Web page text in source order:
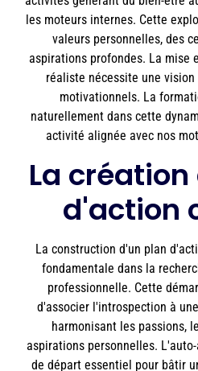
les moteurs internes. Cette
valeurs personnelles, des
aspirations profondes. La mise
réaliste nécessite une
motivationnels. La
naturellement dans cette
activité alignée avec nos
La
d'action
La construction d'un plan
fondamentale dans la
professionnelle. Cette
d'associer l'introspection à
harmonisant les passions,
aspirations personnelles.
de départ essentiel pour bâtir